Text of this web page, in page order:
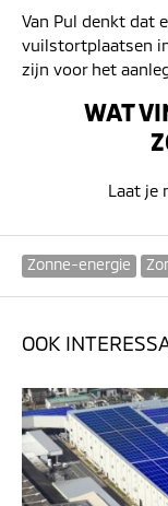
Van Pul denkt dat
vuilstortplaatsen
zijn voor het
WAT
Laat je
Zonne-energie
OOK